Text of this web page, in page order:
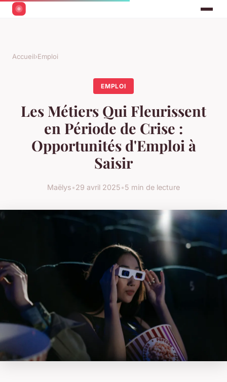
Accueil›Emploi
EMPLOI
Les Métiers Qui Fleurissent
en Période de Crise :
Opportunités d'Emploi à
Saisir
Maëlys•29 avril 2025•5 min de lecture